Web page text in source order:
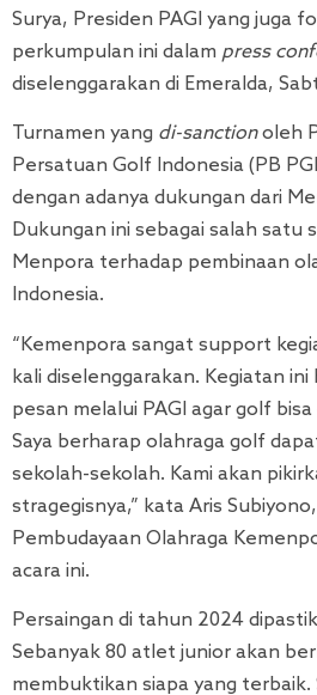
Surya, Presiden PAGI yang juga
perkumpulan ini dalam press
diselenggarakan di Emeralda,
Turnamen yang di-sanctionoleh
Persatuan Golf Indonesia (PB
dengan adanya dukungan dari
Dukungan ini sebagai salah
Menpora terhadap pembinaan
Indonesia.
“Kemenpora sangat support
kali diselenggarakan. Kegiatan ini
pesan melalui PAGI agar golf
Saya berharap olahraga golf
sekolah-sekolah. Kami akan
stragegisnya,” kata Aris
Pembudayaan Olahraga
acara ini.
Persaingan di tahun 2024
Sebanyak 80 atlet junior akan
membuktikan siapa yang terbaik.